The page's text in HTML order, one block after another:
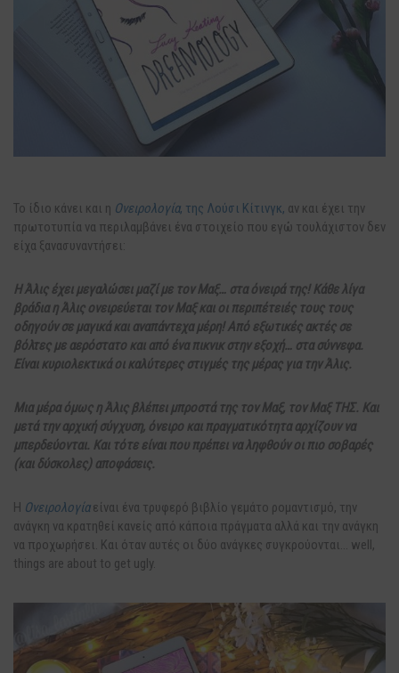
Το ίδιο κάνει και η Ονειρολογία, της Λούσι Κίτινγκ, αν και έχει την
πρωτοτυπία να περιλαμβάνει ένα στοιχείο που εγώ τουλάχιστον δεν
είχα ξανασυναντήσει:
Η Άλις έχει μεγαλώσει μαζί με τον Μαξ… στα όνειρά της! Κάθε λίγα
βράδια η Άλις ονειρεύεται τον Μαξ και οι περιπέτειές τους τους
οδηγούν σε μαγικά και αναπάντεχα μέρη! Από εξωτικές ακτές σε
βόλτες με αερόστατο και από ένα πικνικ στην εξοχή… στα σύννεφα.
Είναι κυριολεκτικά οι καλύτερες στιγμές της μέρας για την Άλις.
Μια μέρα όμως η Άλις βλέπει μπροστά της τον Μαξ, τον Μαξ ΤΗΣ. Και
μετά την αρχική σύγχυση, όνειρο και πραγματικότητα αρχίζουν να
μπερδεύονται. Και τότε είναι που πρέπει να ληφθούν οι πιο σοβαρές
(και δύσκολες) αποφάσεις.
Η Ονειρολογία είναι ένα τρυφερό βιβλίο γεμάτο ρομαντισμό, την
ανάγκη να κρατηθεί κανείς από κάποια πράγματα αλλά και την ανάγκη
να προχωρήσει. Και όταν αυτές οι δύο ανάγκες συγκρούονται… well,
things are about to get ugly.